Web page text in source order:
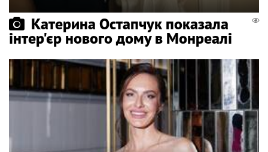
Катерина Остапчук показала
інтер'єр нового дому в Монреалі